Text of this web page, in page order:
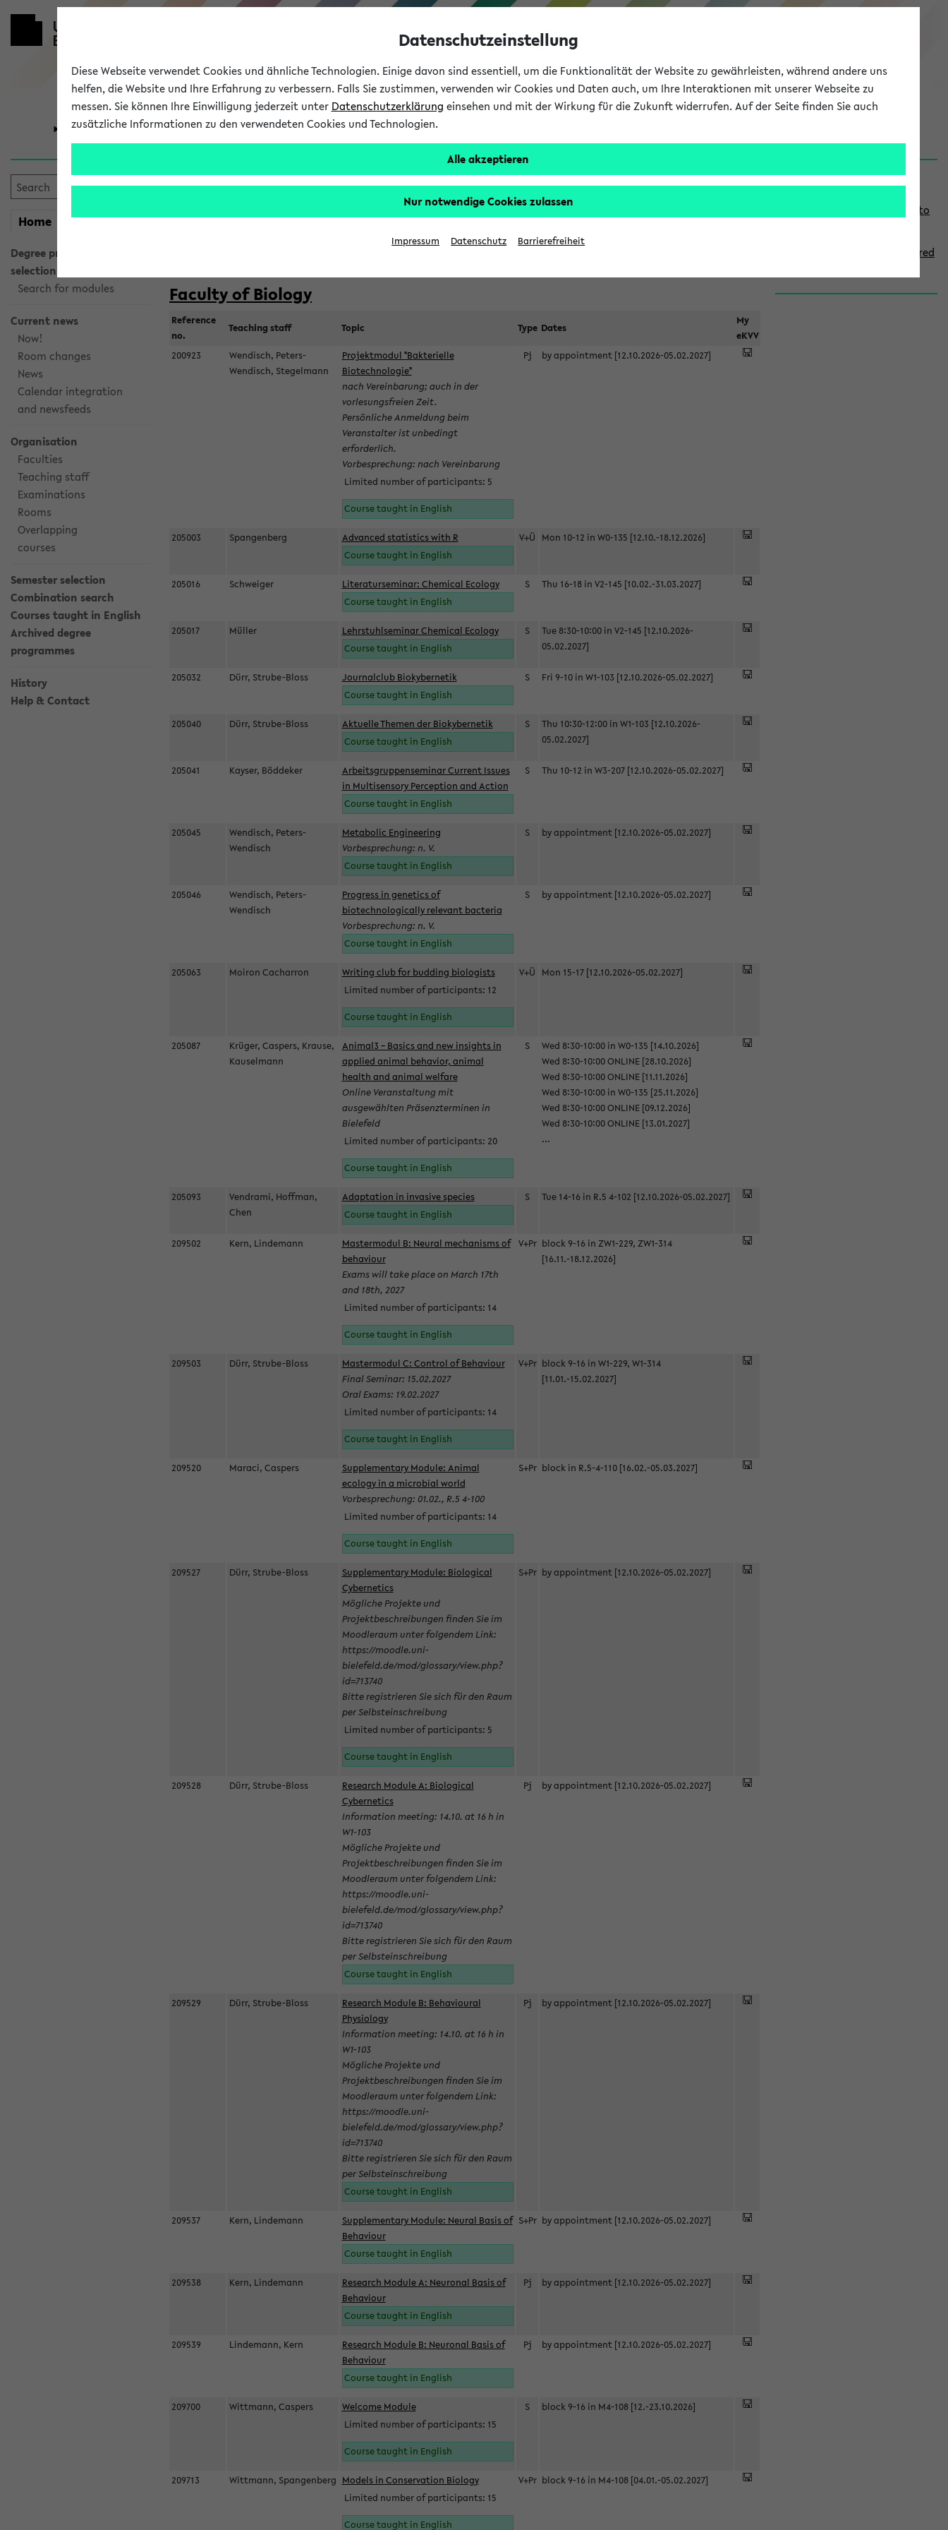
eKVV
University Research Studies
Home myeKVV
Degree programme
selection
Search for modules
Current news
Now!
Room changes
News
Calendar integration
and newsfeeds
Organisation
Faculties
Teaching staff
Examinations
Rooms
Overlapping
courses
Semester selection
Combination search
Courses taught in English
Archived degree
programmes
History
Help & Contact
Courses taught in English
Semester:
Faculty of Biology
Reference
no.
Teaching staff Topic Type Dates
My
eKVV
200923
Wendisch, Peters-
Wendisch, Stegelmann
Projektmodul "Bakterielle
Biotechnologie"
nach Vereinbarung; auch in der
vorlesungsfreien Zeit.
Persönliche Anmeldung beim
Veranstalter ist unbedingt
erforderlich.
Vorbesprechung: nach Vereinbarung
Limited number of participants: 5
Course taught in English
Pj by appointment [12.10.2026-05.02.2027]
205003 Spangenberg
Advanced statistics with R
Course taught in English
V+Ü Mon 10-12 in W0-135 [12.10.-18.12.2026]
205016 Schweiger
Literaturseminar: Chemical Ecology
Course taught in English
S Thu 16-18 in V2-145 [10.02.-31.03.2027]
205017 Müller
Lehrstuhlseminar Chemical Ecology
Course taught in English
S
Tue 8:30-10:00 in V2-145 [12.10.2026-
05.02.2027]
205032 Dürr, Strube-Bloss
Journalclub Biokybernetik
Course taught in English
S Fri 9-10 in W1-103 [12.10.2026-05.02.2027]
205040 Dürr, Strube-Bloss
Aktuelle Themen der Biokybernetik
Course taught in English
S
Thu 10:30-12:00 in W1-103 [12.10.2026-
05.02.2027]
205041 Kayser, Böddeker
Arbeitsgruppenseminar Current Issues
in Multisensory Perception and Action
Course taught in English
S Thu 10-12 in W3-207 [12.10.2026-05.02.2027]
205045
Wendisch, Peters-
Wendisch
Metabolic Engineering
Vorbesprechung: n. V.
Course taught in English
S by appointment [12.10.2026-05.02.2027]
205046
Wendisch, Peters-
Wendisch
Progress in genetics of
biotechnologically relevant bacteria
Vorbesprechung: n. V.
Course taught in English
S by appointment [12.10.2026-05.02.2027]
205063 Moiron Cacharron
Writing club for budding biologists
Limited number of participants: 12
Course taught in English
V+Ü Mon 15-17 [12.10.2026-05.02.2027]
205087
Krüger, Caspers, Krause,
Kauselmann
Animal3 – Basics and new insights in
applied animal behavior, animal
health and animal welfare
Online Veranstaltung mit
ausgewählten Präsenzterminen in
Bielefeld
Limited number of participants: 20
Course taught in English
S
Wed 8:30-10:00 in W0-135 [14.10.2026]
Wed 8:30-10:00 ONLINE [28.10.2026]
Wed 8:30-10:00 ONLINE [11.11.2026]
Wed 8:30-10:00 in W0-135 [25.11.2026]
Wed 8:30-10:00 ONLINE [09.12.2026]
Wed 8:30-10:00 ONLINE [13.01.2027]
...
205093
Vendrami, Hoffman,
Chen
Adaptation in invasive species
Course taught in English
S Tue 14-16 in R.5 4-102 [12.10.2026-05.02.2027]
209502 Kern, Lindemann
Mastermodul B: Neural mechanisms of
behaviour
Exams will take place on March 17th
and 18th, 2027
Limited number of participants: 14
Course taught in English
V+Pr block 9-16 in ZW1-229, ZW1-314
[16.11.-18.12.2026]
209503 Dürr, Strube-Bloss
Mastermodul C: Control of Behaviour
Final Seminar: 15.02.2027
Oral Exams: 19.02.2027
Limited number of participants: 14
Course taught in English
V+Pr block 9-16 in W1-229, W1-314
[11.01.-15.02.2027]
209520 Maraci, Caspers
Supplementary Module: Animal
ecology in a microbial world
Vorbesprechung: 01.02., R.5 4-100
Limited number of participants: 14
Course taught in English
S+Pr block in R.5-4-110 [16.02.-05.03.2027]
209527 Dürr, Strube-Bloss
Supplementary Module: Biological
Cybernetics
Mögliche Projekte und
Projektbeschreibungen finden Sie im
Moodleraum unter folgendem Link:
https://moodle.uni-
bielefeld.de/mod/glossary/view.php?
id=713740
Bitte registrieren Sie sich für den Raum
per Selbsteinschreibung
Limited number of participants: 5
Course taught in English
S+Pr by appointment [12.10.2026-05.02.2027]
209528 Dürr, Strube-Bloss
Research Module A: Biological
Cybernetics
Information meeting: 14.10. at 16 h in
W1-103
Mögliche Projekte und
Projektbeschreibungen finden Sie im
Moodleraum unter folgendem Link:
https://moodle.uni-
bielefeld.de/mod/glossary/view.php?
id=713740
Bitte registrieren Sie sich für den Raum
per Selbsteinschreibung
Course taught in English
Pj by appointment [12.10.2026-05.02.2027]
209529 Dürr, Strube-Bloss
Research Module B: Behavioural
Physiology
Information meeting: 14.10. at 16 h in
W1-103
Mögliche Projekte und
Projektbeschreibungen finden Sie im
Moodleraum unter folgendem Link:
https://moodle.uni-
bielefeld.de/mod/glossary/view.php?
id=713740
Bitte registrieren Sie sich für den Raum
per Selbsteinschreibung
Course taught in English
Pj by appointment [12.10.2026-05.02.2027]
209537 Kern, Lindemann
Supplementary Module: Neural Basis of
Behaviour
Course taught in English
S+Pr by appointment [12.10.2026-05.02.2027]
209538 Kern, Lindemann
Research Module A: Neuronal Basis of
Behaviour
Course taught in English
Pj by appointment [12.10.2026-05.02.2027]
209539 Lindemann, Kern
Research Module B: Neuronal Basis of
Behaviour
Course taught in English
Pj by appointment [12.10.2026-05.02.2027]
209700 Wittmann, Caspers
Welcome Module
Limited number of participants: 15
Course taught in English
S block 9-16 in M4-108 [12.-23.10.2026]
209713 Wittmann, Spangenberg Models in Conservation Biology
Limited number of participants: 15
Course taught in English
V+Pr block 9-16 in M4-108 [04.01.-05.02.2027]
S
d
Links
Use the combination search to
How to indicate courses offered
Datenschutzeinstellung
Diese Webseite verwendet Cookies und ähnliche Technologien. Einige davon sind essentiell, um die Funktionalität der Website zu gewährleisten, während andere uns
helfen, die Website und Ihre Erfahrung zu verbessern. Falls Sie zustimmen, verwenden wir Cookies und Daten auch, um Ihre Interaktionen mit unserer Webseite zu
messen. Sie können Ihre Einwilligung jederzeit unter Datenschutzerklärung einsehen und mit der Wirkung für die Zukunft widerrufen. Auf der Seite finden Sie auch
zusätzliche Informationen zu den verwendeten Cookies und Technologien.
Alle akzeptieren
Nur notwendige Cookies zulassen
Impressum Datenschutz Barrierefreiheit